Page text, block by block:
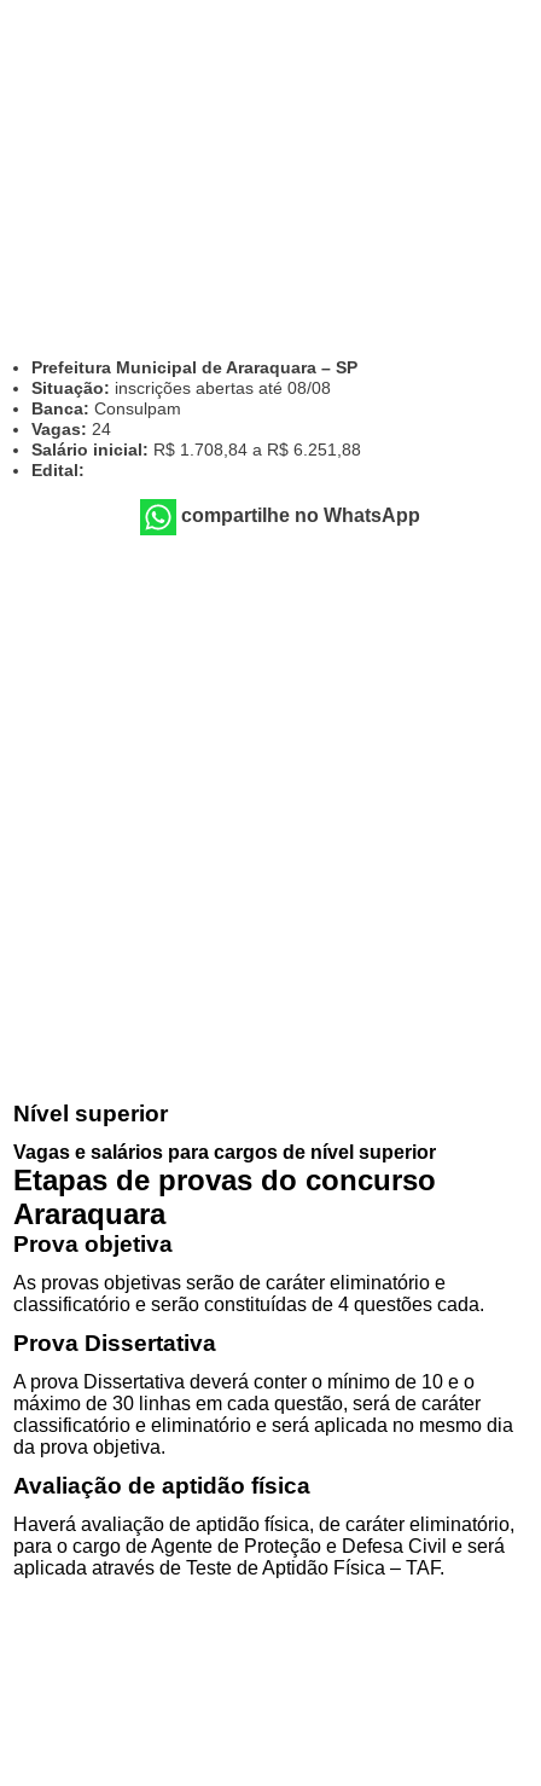
Prefeitura Municipal de Araraquara – SP
Situação: inscrições abertas até 08/08
Banca: Consulpam
Vagas: 24
Salário inicial: R$ 1.708,84 a R$ 6.251,88
Edital:
compartilhe no WhatsApp
Nível superior
Vagas e salários para cargos de nível superior
Etapas de provas do concurso
Araraquara
Prova objetiva
As provas objetivas serão de caráter eliminatório e
classificatório e serão constituídas de 4 questões cada.
Prova Dissertativa
A prova Dissertativa deverá conter o mínimo de 10 e o
máximo de 30 linhas em cada questão, será de caráter
classificatório e eliminatório e será aplicada no mesmo dia
da prova objetiva.
Avaliação de aptidão física
Haverá avaliação de aptidão física, de caráter eliminatório,
para o cargo de Agente de Proteção e Defesa Civil e será
aplicada através de Teste de Aptidão Física – TAF.